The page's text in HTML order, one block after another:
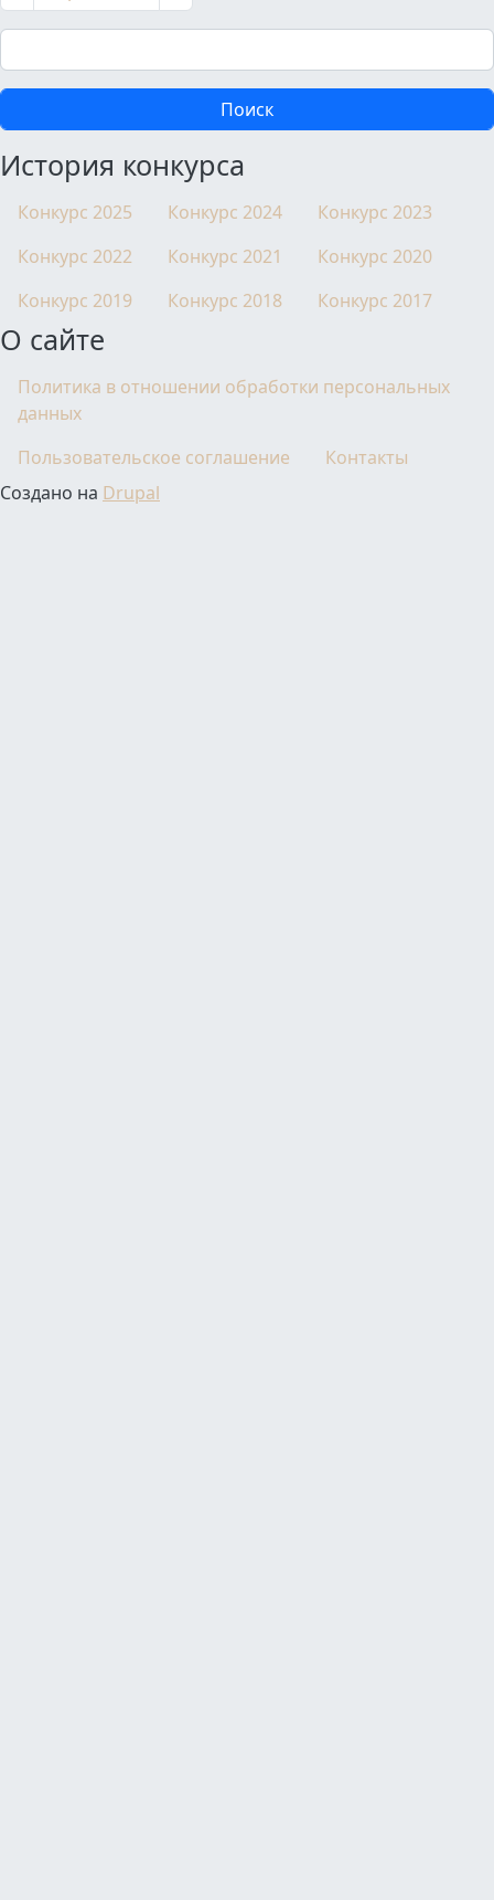
Поиск
История конкурса
Конкурс 2025 Конкурс 2024
Конкурс 2023
Конкурс 2022
Конкурс 2021
Конкурс 2020
Конкурс 2019
Конкурс 2018 Конкурс 2017
О сайте
Политика в отношении обработки персональных
данных
Пользовательское соглашение
Контакты
Создано на Drupal